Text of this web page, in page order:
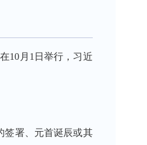
10月1日举行，习近
签署、元首诞辰或其